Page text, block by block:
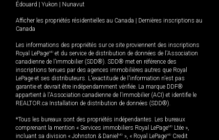
Édouard | Yukon | Nunavut
Afficher les propriétés résidentielles au Canada | Dernières inscriptions au
Canada
Les informations des propriétés sur ce site proviennent des inscriptions
Royal LePageMD et du service de distribution de données de l'Association
canadienne de l’immobilier (SDD®). SDD® met en référence des
inscriptions tenues par des agences immobilières autres que Royal
LePage et ses distributeurs. L'exactitude de l'information n'est pas
garantie et devrait être indépendamment vérifiée. La marque DDF®
appartient à l'Association canadienne de l’immobilier (ACI) et identifie le
REALTOR.ca Installation de distribution de données (SDD®).
*Tous les bureaux sont des propriétés indépendantes. Les bureaux
comprenant la mention « Services immobiliers Royal LePageMD Ltée »,
incluant sa division « Johnston & Daniel MD », « Royal LePageMD Credit